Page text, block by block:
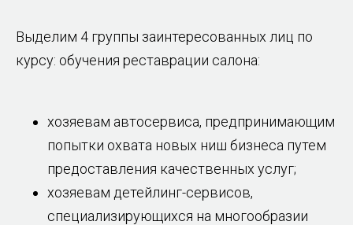
Выделим 4 группы заинтересованных лиц по
курсу: обучения реставрации салона:
хозяевам автосервиса, предпринимающим
попытки охвата новых ниш бизнеса путем
предоставления качественных услуг;
хозяевам детейлинг-сервисов,
специализирующихся на многообразии